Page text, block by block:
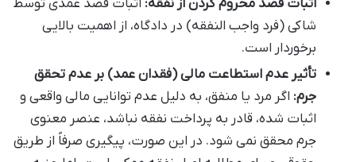
اثبات قصد محروم کردن از نفقه: اثبات قصد عمدی توسط
شاکی (فرد واجب النفقه) در دادگاه، از اهمیت بالایی
برخوردار است.
تأثیر عدم استطاعت مالی (فقدان عمد) بر عدم تحقق
جرم: اگر مرد یا منفق، به دلیل عدم توانایی مالی واقعی و
اثبات شده، قادر به پرداخت نفقه نباشد، عنصر معنوی
جرم محقق نمی شود. در این صورت، پیگیری صرفاً از طریق